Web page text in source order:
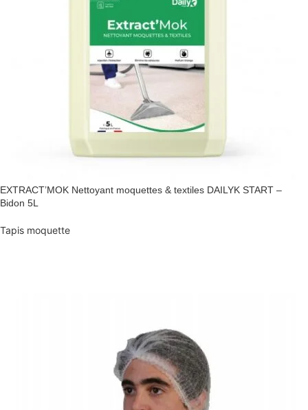
EXTRACT’MOK Nettoyant moquettes & textiles DAILYK START –
Bidon 5L
Tapis moquette